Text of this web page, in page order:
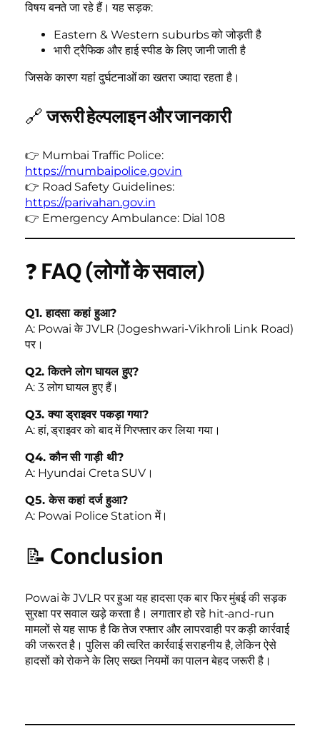
विषय बनते जा रहे हैं। यह सड़क:
Eastern & Western suburbs को जोड़ती है
भारी ट्रैफिक और हाई स्पीड के लिए जानी जाती है
जिसके कारण यहां दुर्घटनाओं का खतरा ज्यादा रहता है।
🔗जरूरी हेल्पलाइन और जानकारी
👉 Mumbai Traffic Police:
https://mumbaipolice.gov.in
👉 Road Safety Guidelines:
https://parivahan.gov.in
👉 Emergency Ambulance: Dial 108
❓ FAQ (लोगों के सवाल)
Q1. हादसा कहां हुआ?
A: Powai के JVLR (Jogeshwari-Vikhroli Link Road)
पर।
Q2. कितने लोग घायल हुए?
A: 3 लोग घायल हुए हैं।
Q3. क्या ड्राइवर पकड़ा गया?
A: हां, ड्राइवर को बाद में गिरफ्तार कर लिया गया।
Q4. कौन सी गाड़ी थी?
A: Hyundai Creta SUV।
Q5. केस कहां दर्ज हुआ?
A: Powai Police Station में।
📝 Conclusion
Powai के JVLR पर हुआ यह हादसा एक बार फिर मुंबई की सड़क
सुरक्षा पर सवाल खड़े करता है। लगातार हो रहे hit-and-run
मामलों से यह साफ है कि तेज रफ्तार और लापरवाही पर कड़ी कार्रवाई
की जरूरत है। पुलिस की त्वरित कार्रवाई सराहनीय है, लेकिन ऐसे
हादसों को रोकने के लिए सख्त नियमों का पालन बेहद जरूरी है।